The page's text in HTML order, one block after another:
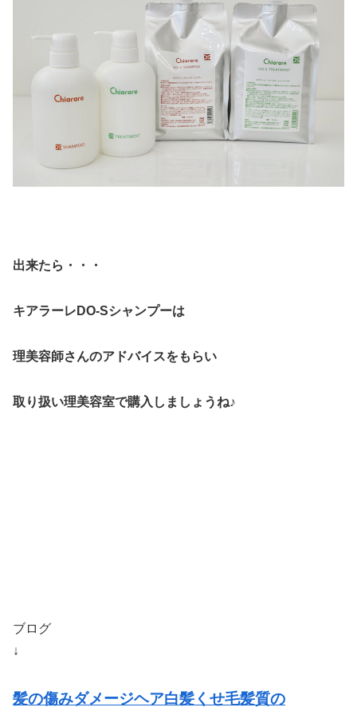
出来たら・・・
キアラーレDO-Sシャンプーは
理美容師さんのアドバイスをもらい
取り扱い理美容室で購入しましょうね♪
ブログ
↓
髪の傷みダメージヘア白髪くせ毛髪質の